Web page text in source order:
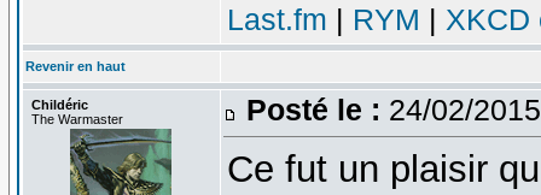
Last.fm | RYM | XKCD
Revenir en haut
Childéric
The Warmaster
Posté le : 24/02/
Ce fut un plaisir